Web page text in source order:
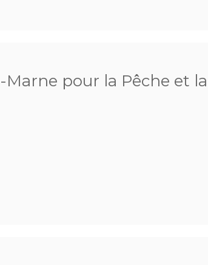
pour la Pêche et